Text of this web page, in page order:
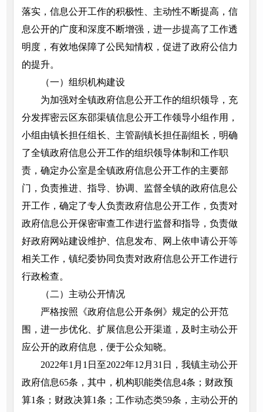
落实，信息公开工作的积极性、主动性不断提高，信
息公开的广度和深度不断增强，进一步提高了工作透
明度，有效地保障了公民知情权，促进了政府公信力
的提升。
（一）组织机构建设
为加强对全镇政府信息公开工作的组织领导，充
分发挥密云区东邵渠镇信息公开工作领导小组作用，
小组由镇长担任组长、主管副镇长担任副组长，明确
了全镇政府信息公开工作的组织领导体制和工作职
责，确定办公室是全镇政府信息公开工作的主要部
门，负责推进、指导、协调、监督全镇的政府信息公
开工作，确定了专人负责政府信息公开工作，负责对
政府信息公开保密审查工作进行监督和指导，负责做
好政府网站建设维护、信息发布、网上依申请公开等
相关工作，镇纪委协同负责对政府信息公开工作进行
行政检查。
（二）主动公开情况
严格按照《政府信息公开条例》规定的公开范
围，进一步优化、扩展信息公开渠道，及时主动公开
应公开的政府信息，便于公众知晓。
2022年1月1日至2022年12月31日，我镇主动公开
政府信息65条，其中，机构职能类信息4条；财政预
算1条；财政决算1条；工作动态类59条，主动公开的